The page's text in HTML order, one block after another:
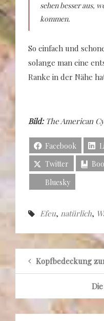
sehen besser aus,
kommen.
So einfach und
solange man eine
Ranke in der Nähe
Bild:The American
Facebook
Twitter
Bluesky
Efeu, natürlich,